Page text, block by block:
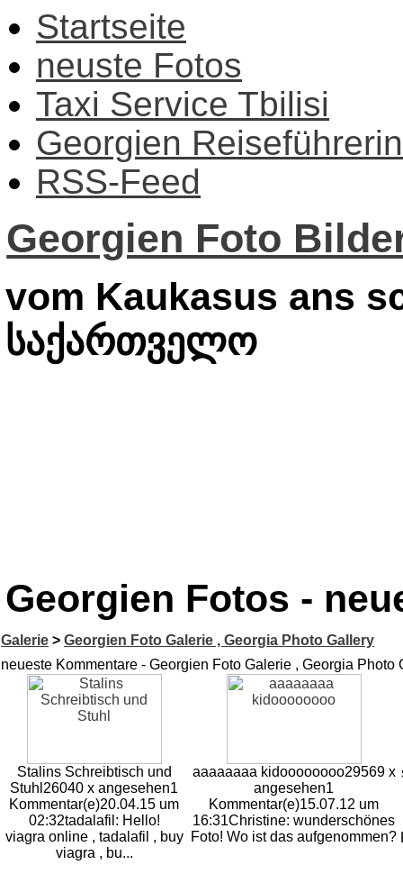
Startseite
neuste Fotos
Taxi Service Tbilisi
Georgien Reiseführerin
RSS-Feed
Georgien Foto
vom Kaukasus ans
საქართველო
Georgien Fotos -
Galerie > Georgien Foto Galerie , Georgia Photo Gallery
neueste Kommentare - Georgien Foto Galerie , Georgia Photo
Stalins Schreibtisch und
Stuhl 26040 x angesehen1
Kommentar(e)20.04.15 um
02:32tadalafil: Hello!
viagra online , tadalafil , buy
viagra , bu...
aaaaaaaa kidoooooooo29569 x
angesehen1
Kommentar(e)15.07.12 um
16:31Christine: wunderschönes
Foto! Wo ist das aufgenommen?